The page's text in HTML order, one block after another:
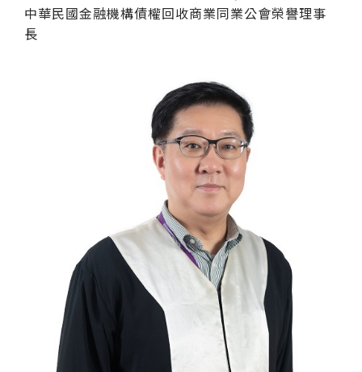
中華民國金融機構債權回收商業同業公會榮譽理事
長